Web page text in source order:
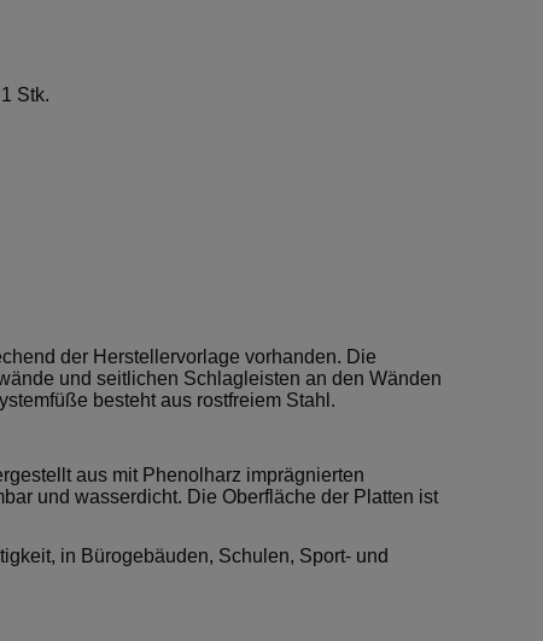
Stk.
der Herstellervorlage vorhanden. Die
und seitlichen Schlagleisten an den Wänden
besteht aus rostfreiem Stahl.
aus mit Phenolharz imprägnierten
und wasserdicht. Die Oberfläche der Platten ist
in Bürogebäuden, Schulen, Sport- und